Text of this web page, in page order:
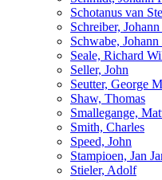
Schotanus van
Schreiber,
Schwabe,
Seale, Richard
Seller, John
Seutter, George
Shaw, Thomas
Smallegange,
Smith, Charles
Speed, John
Stampioen, Jan
Stieler, Adolf